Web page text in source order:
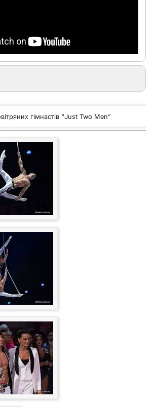
гімнастів “Just Two Men”